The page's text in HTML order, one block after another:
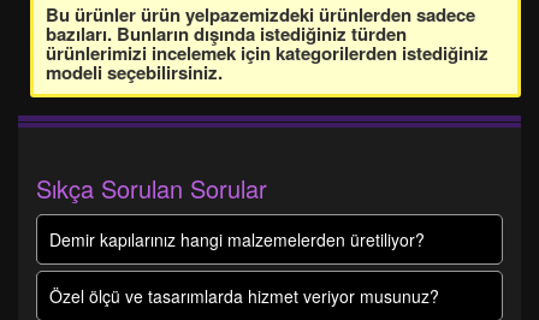
Bu ürünler ürün yelpazemizdeki ürünlerden sadece
bazıları. Bunların dışında istediğiniz türden
ürünlerimizi incelemek için kategorilerden istediğiniz
modeli seçebilirsiniz.
Sıkça Sorulan Sorular
Demir kapılarınız hangi malzemelerden üretiliyor?
Özel ölçü ve tasarımlarda hizmet veriyor musunuz?